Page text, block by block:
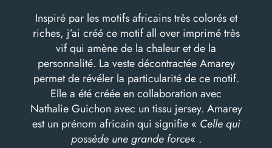
Inspiré par les motifs africains très colorés et
riches, j’ai créé ce motif all over imprimé très
vif qui amène de la chaleur et de la
personnalité. La veste décontractée Amarey
permet de révéler la particularité de ce motif.
Elle a été créée en collaboration avec
Nathalie Guichon avec un tissu jersey. Amarey
est un prénom africain qui signifie « Celle qui
possède une grande force« .